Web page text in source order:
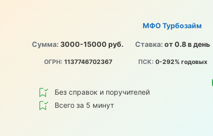
МФО Турбозайм
Сумма: 3000-15000 руб. Ставка: от 0.8 в день
ОГРН: 1137746702367 ПСК: 0-292% годовых
Без справок и поручителей
Всего за 5 минут